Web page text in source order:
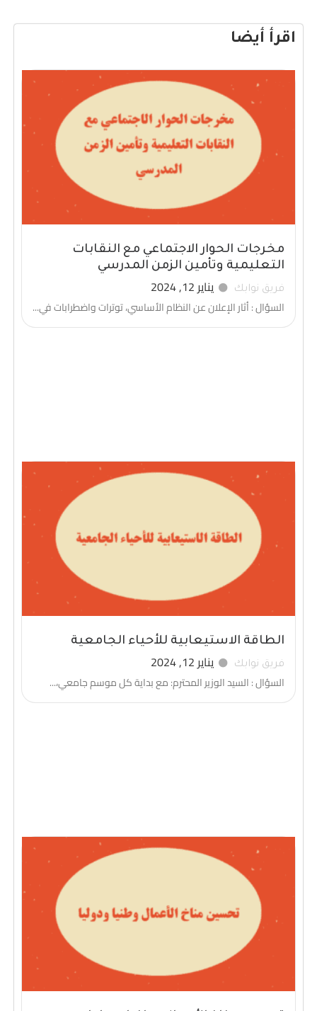
اقرأ أيضا
مخرجات الحوار الاجتماعي مع النقابات
التعليمية وتأمين الزمن المدرسي
فريق نوابك يناير 12, 2024
السؤال : أثار الإعلان عن النظام الأساسي، توترات واضطرابات في...
الطاقة الاستيعابية للأحياء الجامعية
فريق نوابك يناير 12, 2024
السؤال : السيد الوزير المحترم: مع بداية كل موسم جامعي،...